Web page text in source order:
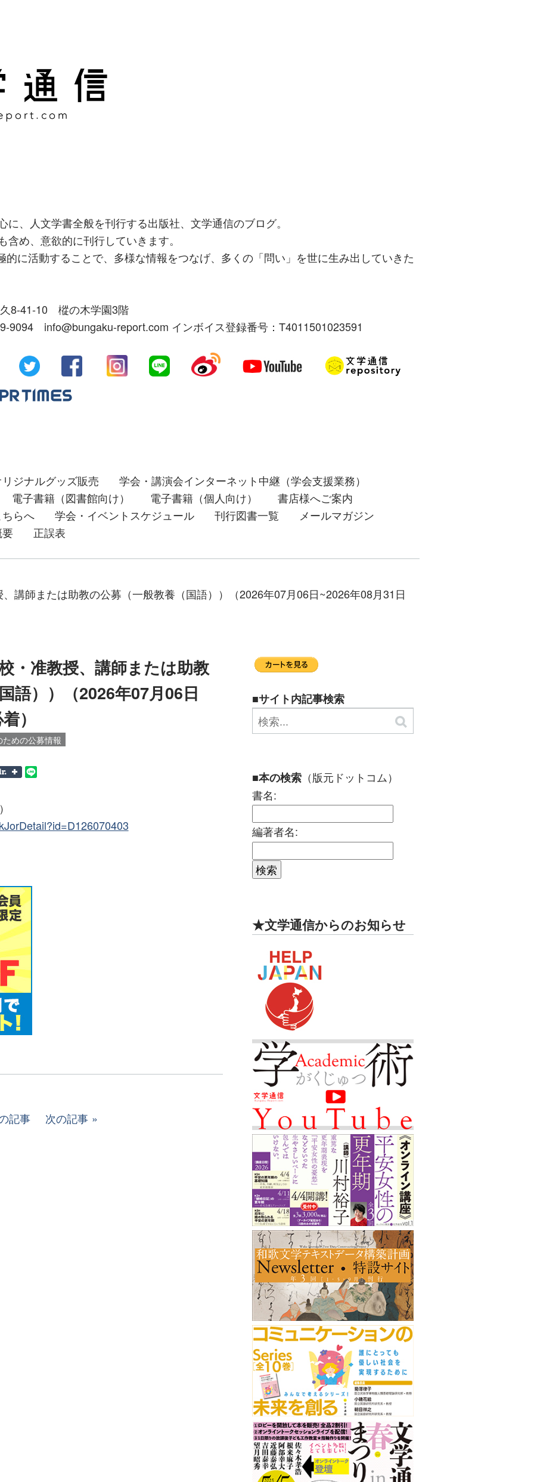
、人文学書全般を刊行する出版社、文学通信のブログ。
め、意欲的に刊行していきます。
に活動することで、多様な情報をつなげ、多くの「問い」を世に生み出していきた
8-41-10 樅の木学園3階
9094 info@bungaku-report.com インボイス登録番号：T4011501023591
ジナルグッズ販売
学会・講演会インターネット中継（学会支援業務）
電子書籍（図書館向け）
電子書籍（個人向け）
書店様へご案内
らへ
学会・イベントスケジュール 刊行図書一覧
メールマガジン
正誤表
講師または助教の公募（一般教養（国語））（2026年07月06日~2026年08月31日
・准教授、講師または助教
語））（2026年07月06日
）
めの公募情報
記事 次の記事
■サイト内記事検索
■本の検索（版元ドットコム）
書名:
編著者名:
★文学通信からのお知らせ